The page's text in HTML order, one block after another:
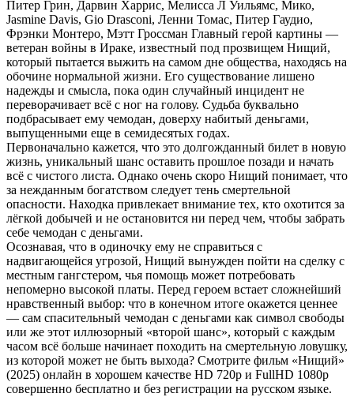
Питер Грин, Дарвин Харрис, Мелисса Л Уильямс, Мико,
Jasmine Davis, Gio Drasconi, Ленни Томас, Питер Гаудио,
Фрэнки Монтеро, Мэтт Гроссман Главный герой картины —
ветеран войны в Ираке, известный под прозвищем Нищий,
который пытается выжить на самом дне общества, находясь на
обочине нормальной жизни. Его существование лишено
надежды и смысла, пока один случайный инцидент не
переворачивает всё с ног на голову. Судьба буквально
подбрасывает ему чемодан, доверху набитый деньгами,
выпущенными еще в семидесятых годах.
Первоначально кажется, что это долгожданный билет в новую
жизнь, уникальный шанс оставить прошлое позади и начать
всё с чистого листа. Однако очень скоро Нищий понимает, что
за нежданным богатством следует тень смертельной
опасности. Находка привлекает внимание тех, кто охотится за
лёгкой добычей и не остановится ни перед чем, чтобы забрать
себе чемодан с деньгами.
Осознавая, что в одиночку ему не справиться с
надвигающейся угрозой, Нищий вынужден пойти на сделку с
местным гангстером, чья помощь может потребовать
непомерно высокой платы. Перед героем встает сложнейший
нравственный выбор: что в конечном итоге окажется ценнее
— сам спасительный чемодан с деньгами как символ свободы
или же этот иллюзорный «второй шанс», который с каждым
часом всё больше начинает походить на смертельную ловушку,
из которой может не быть выхода? Смотрите фильм «Нищий»
(2025) онлайн в хорошем качестве HD 720p и FullHD 1080p
совершенно бесплатно и без регистрации на русском языке.